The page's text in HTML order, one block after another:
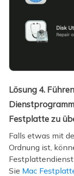
Lösung 4.
Festplatte zu
Falls etwas mit
Ordnung ist,
Sie Mac